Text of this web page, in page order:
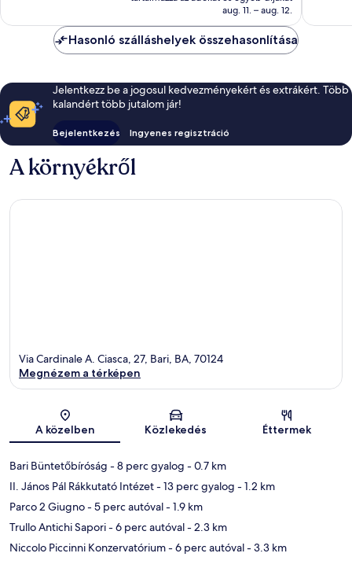
81 446 Ft
aug. 11. – aug. 12.
Hasonló szálláshelyek összehasonlítása
Jelentkezz be a jogosul kedvezményekért és extrákért. Több
kalandért több jutalom jár!
Bejelentkezés Ingyenes regisztráció
A környékről
Térkép
Via Cardinale A. Ciasca, 27, Bari, BA, 70124
Megnézem a térképen
A közelben Közlekedés Éttermek
Bari Büntetőbíróság - 8 perc gyalog - 0.7 km
II. János Pál Rákkutató Intézet- 13 perc gyalog - 1.2 km
Parco 2 Giugno- 5 perc autóval- 1.9 km
Trullo Antichi Sapori- 6 perc autóval- 2.3 km
Niccolo Piccinni Konzervatórium- 6 perc autóval- 3.3 km